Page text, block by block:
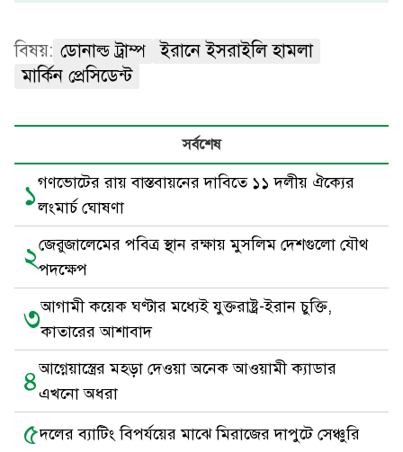
বিষয়: ডোনাল্ড ট্রাম্প
ইরানে ইসরাইলি হামলা
মার্কিন প্রেসিডেন্ট
সর্বশেষ
১গণভোটের রায় বাস্তবায়নের দাবিতে ১১ দলীয় ঐক্যের
লংমার্চ ঘোষণা
২জেরুজালেমের পবিত্র স্থান রক্ষায় মুসলিম দেশগুলো যৌথ
পদক্ষেপ
৩আগামী কয়েক ঘণ্টার মধ্যেই যুক্তরাষ্ট্র-ইরান চুক্তি,
কাতারের আশাবাদ
৪আগ্নেয়াস্ত্রের মহড়া দেওয়া অনেক আওয়ামী ক্যাডার
এখনো অধরা
৫দলের ব্যাটিং বিপর্যয়ের মাঝে মিরাজের দাপুটে সেঞ্চুরি